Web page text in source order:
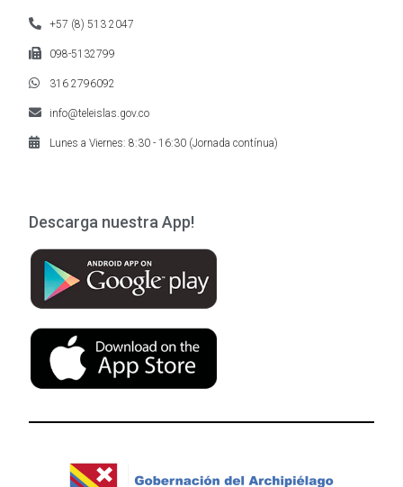
+57 (8) 513 2047
098-5132799
316 2796092
info@teleislas.gov.co
Lunes a Viernes: 8:30 - 16:30 (Jornada contínua)
Descarga nuestra App!